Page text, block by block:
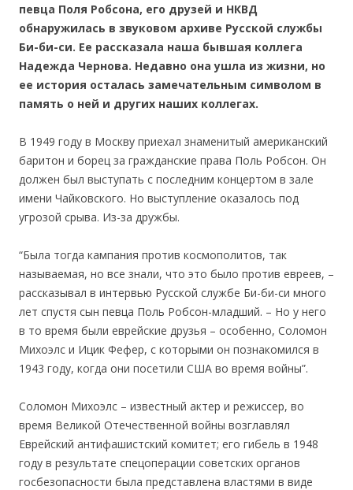
певца Поля Робсона, его друзей и НКВД
обнаружилась в звуковом архиве Русской службы
Би-би-си. Ее рассказала наша бывшая коллега
Надежда Чернова. Недавно она ушла из жизни, но
ее история осталась замечательным символом в
память о ней и других наших коллегах.
В 1949 году в Москву приехал знаменитый американский
баритон и борец за гражданские права Поль Робсон. Он
должен был выступать с последним концертом в зале
имени Чайковского. Но выступление оказалось под
угрозой срыва. Из-за дружбы.
“Была тогда кампания против космополитов, так
называемая, но все знали, что это было против евреев, –
рассказывал в интервью Русской службе Би-би-си много
лет спустя сын певца Поль Робсон-младший. – Но у него
в то время были еврейские друзья – особенно, Соломон
Михоэлс и Ицик Фефер, с которыми он познакомился в
1943 году, когда они посетили США во время войны”.
Соломон Михоэлс – известный актер и режиссер, во
время Великой Отечественной войны возглавлял
Еврейский антифашистский комитет; его гибель в 1948
году в результате спецоперации советских органов
госбезопасности была представлена властями в виде